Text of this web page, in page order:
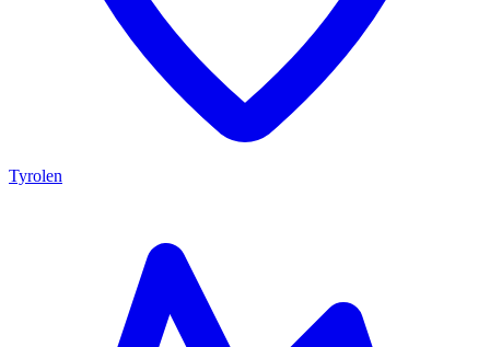
Tyrolen